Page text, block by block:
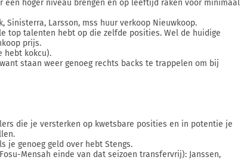
hoger niveau brengen en op leeftijd raken voor minimaal
Sinisterra, Larsson, mss huur verkoop Nieuwkoop.
top talenten hebt op die zelfde posities. Wel de huidige
prijs.
hebt kokcu).
staan weer genoeg rechts backs te trappelen om bij
die je versterken op kwetsbare posities en in potentie je
je genoeg geld over hebt Stengs.
Mensah einde van dat seizoen transfervrij): Janssen,